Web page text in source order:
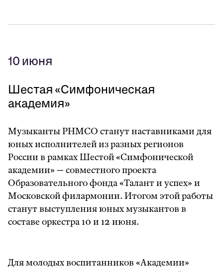
10 июня
Шестая «Симфоническая
академия»
Музыканты РНМСО станут наставниками для
юных исполнителей из разных регионов
России в рамках Шестой «Симфонической
академии» — совместного проекта
Образовательного фонда «Талант и успех» и
Московской филармонии. Итогом этой работы
станут выступления юных музыкантов в
составе оркестра 10 и 12 июня.
Для молодых воспитанников «Академии»